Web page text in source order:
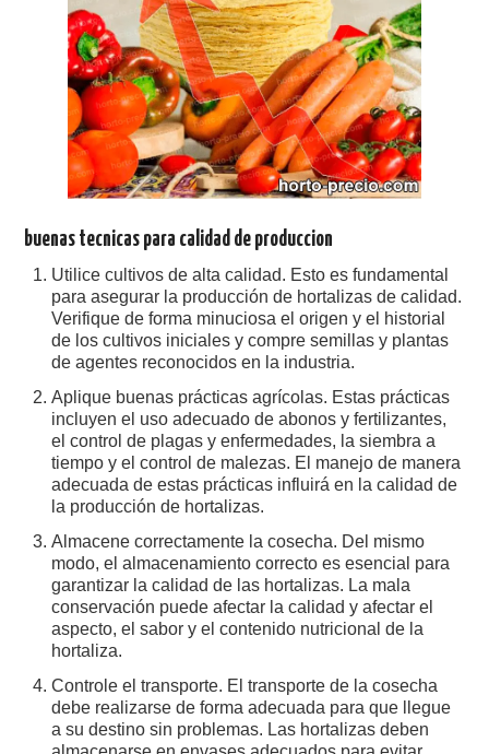
buenas tecnicas para calidad de produccion
Utilice cultivos de alta calidad. Esto es fundamental
para asegurar la producción de hortalizas de calidad.
Verifique de forma minuciosa el origen y el historial
de los cultivos iniciales y compre semillas y plantas
de agentes reconocidos en la industria.
Aplique buenas prácticas agrícolas. Estas prácticas
incluyen el uso adecuado de abonos y fertilizantes,
el control de plagas y enfermedades, la siembra a
tiempo y el control de malezas. El manejo de manera
adecuada de estas prácticas influirá en la calidad de
la producción de hortalizas.
Almacene correctamente la cosecha. Del mismo
modo, el almacenamiento correcto es esencial para
garantizar la calidad de las hortalizas. La mala
conservación puede afectar la calidad y afectar el
aspecto, el sabor y el contenido nutricional de la
hortaliza.
Controle el transporte. El transporte de la cosecha
debe realizarse de forma adecuada para que llegue
a su destino sin problemas. Las hortalizas deben